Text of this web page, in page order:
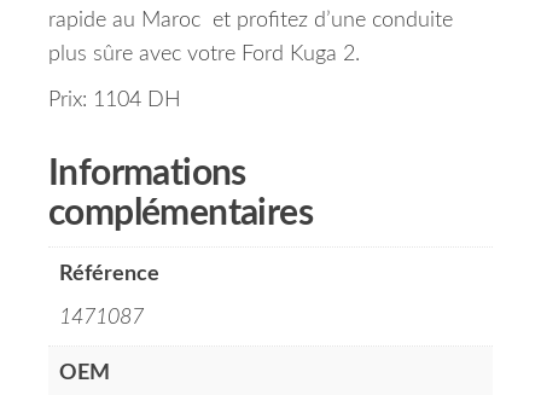
rapide au Maroc et profitez d’une conduite
plus sûre avec votre Ford Kuga 2.
Prix: 1104 DH
Informations
complémentaires
Référence
1471087
OEM